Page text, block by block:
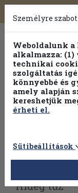
Toggle
Vissza az előző
Hideg tűz
Személyre
Weboldalunk
alkalmazza: (1)
technikai
szolgáltatás
könnyebbé és
amely alapján
kereshetjük
érheti el.
Sütibeállítások